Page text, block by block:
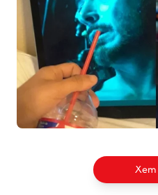
Xem